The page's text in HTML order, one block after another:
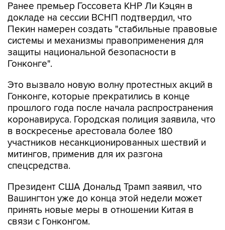
Ранее премьер Госсовета КНР Ли Кэцян в
докладе на сессии ВСНП подтвердил, что
Пекин намерен создать "стабильные правовые
системы и механизмы правоприменения для
защиты национальной безопасности в
Гонконге".
Это вызвало новую волну протестных акций в
Гонконге, которые прекратились в конце
прошлого года после начала распространения
коронавируса. Городская полиция заявила, что
в воскресенье арестовала более 180
участников несанкционированных шествий и
митингов, применив для их разгона
спецсредства.
Президент США Дональд Трамп заявил, что
Вашингтон уже до конца этой недели может
принять новые меры в отношении Китая в
связи с Гонконгом.